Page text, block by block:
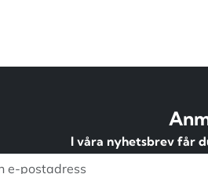
I våra nyhetsbrev får